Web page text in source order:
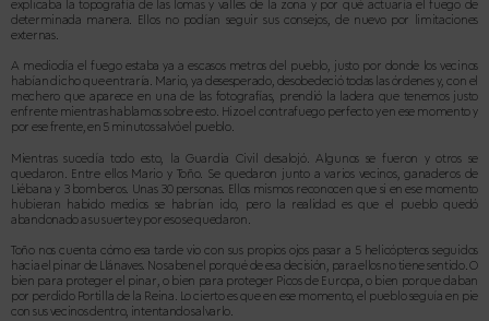
explicaba la topografía de las lomas y valles de la zona y por qué actuaría el fuego de
determinada manera. Ellos no podían seguir sus consejos, de nuevo por limitaciones
externas.
A mediodía el fuego estaba ya a escasos metros del pueblo, justo por donde los vecinos
habían dicho que entraría. Mario, ya desesperado, desobedeció todas las órdenes y, con el
mechero que aparece en una de las fotografías, prendió la ladera que tenemos justo
enfrente mientras hablamos sobre esto. Hizo el contrafuego perfecto y en ese momento y
por ese frente, en 5 minutos salvó el pueblo.
Mientras sucedía todo esto, la Guardia Civil desalojó. Algunos se fueron y otros se
quedaron. Entre ellos Mario y Toño. Se quedaron junto a varios vecinos, ganaderos de
Liébana y 3 bomberos. Unas 30 personas. Ellos mismos reconocen que si en ese momento
hubieran habido medios se habrían ido, pero la realidad es que el pueblo quedó
abandonado a su suerte y por eso se quedaron.
Toño nos cuenta cómo esa tarde vio con sus propios ojos pasar a 5 helicópteros seguidos
hacia el pinar de Llánaves. No saben el porqué de esa decisión, para ellos no tiene sentido. O
bien para proteger el pinar, o bien para proteger Picos de Europa, o bien porque daban
por perdido Portilla de la Reina. Lo cierto es que en ese momento, el pueblo seguía en pie
con sus vecinos dentro, intentando salvarlo.